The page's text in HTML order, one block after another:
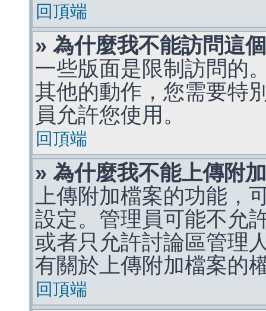
回頂端
» 為什麼我不能訪問這
一些版面是限制訪問的
其他的動作，您需要特
員允許您使用。
回頂端
» 為什麼我不能上傳附
上傳附加檔案的功能，
設定。管理員可能不允
或者只允許討論區管理
有關於上傳附加檔案的
回頂端